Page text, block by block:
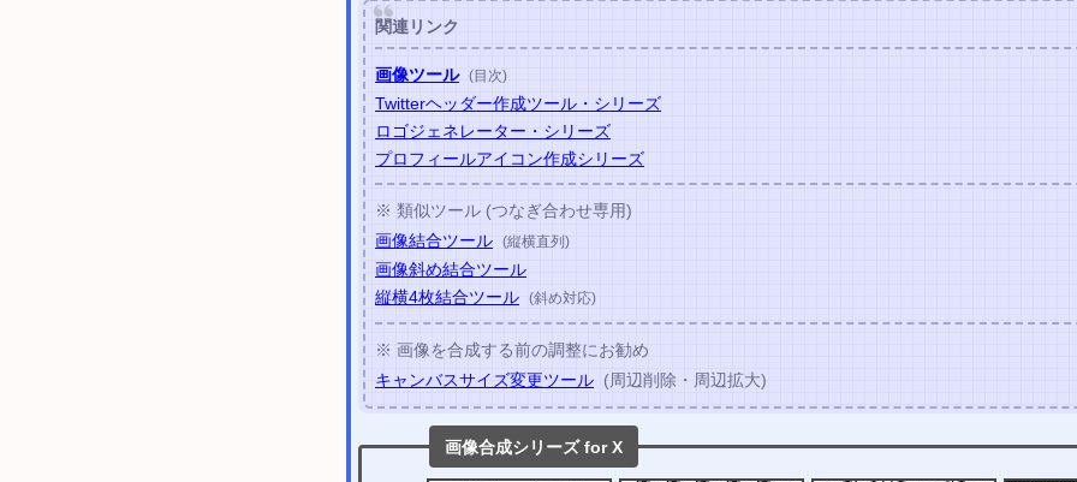
関連リンク
画像ツール (目次)
Twitterヘッダー作成ツール・シリーズ
ロゴジェネレーター・シリーズ
プロフィールアイコン作成シリーズ
※ 類似ツール (つなぎ合わせ専用)
画像結合ツール (縦横直列)
画像斜め結合ツール
縦横4枚結合ツール (斜め対応)
※ 画像を合成する前の調整にお勧め
キャンバスサイズ変更ツール (周辺削除・周辺拡大)
画像合成シリーズ for X